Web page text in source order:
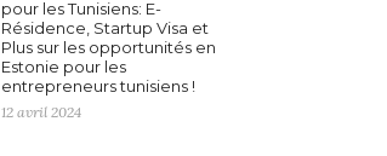
pour les Tunisiens: E-
Résidence, Startup Visa et
Plus sur les opportunités en
Estonie pour les
entrepreneurs tunisiens !
12 avril 2024